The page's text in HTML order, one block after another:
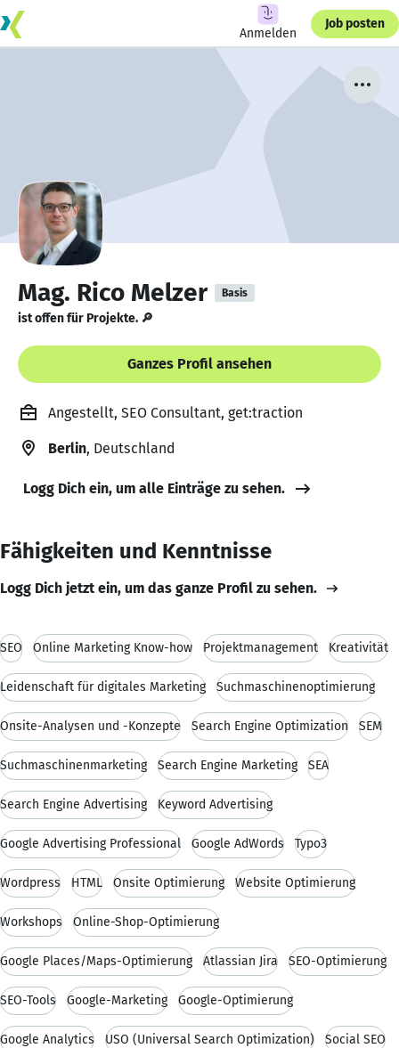
Anmelden
Job posten
Mag. Rico Melzer Basis
ist offen für Projekte. 🔎
Ganzes Profil ansehen
Angestellt, SEO Consultant, get:traction
Berlin, Deutschland
Logg Dich ein, um alle Einträge zu sehen.
Fähigkeiten und Kenntnisse
Logg Dich jetzt ein, um das ganze Profil zu sehen.
SEO Online Marketing Know-how Projektmanagement Kreativität
Leidenschaft für digitales Marketing Suchmaschinenoptimierung
Onsite-Analysen und -Konzepte Search Engine Optimization SEM
Suchmaschinenmarketing Search Engine Marketing SEA
Search Engine Advertising Keyword Advertising
Google Advertising Professional Google AdWords Typo3
Wordpress HTML Onsite Optimierung Website Optimierung
Workshops Online-Shop-Optimierung
Google Places/Maps-Optimierung Atlassian Jira SEO-Optimierung
SEO-Tools Google-Marketing Google-Optimierung
Google Analytics USO (Universal Search Optimization) Social SEO